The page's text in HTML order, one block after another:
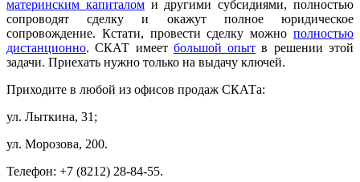
материнским капиталоми другими субсидиями, полностью
сопроводят сделку и окажут полное юридическое
сопровождение. Кстати, провести сделку можно полностью
дистанционно. СКАТ имеет большой опыт в решении этой
задачи. Приехать нужно только на выдачу ключей.
Приходите в любой из офисов продаж СКАТа:
ул. Лыткина, 31;
ул. Морозова, 200.
Телефон: +7 (8212) 28-84-55.